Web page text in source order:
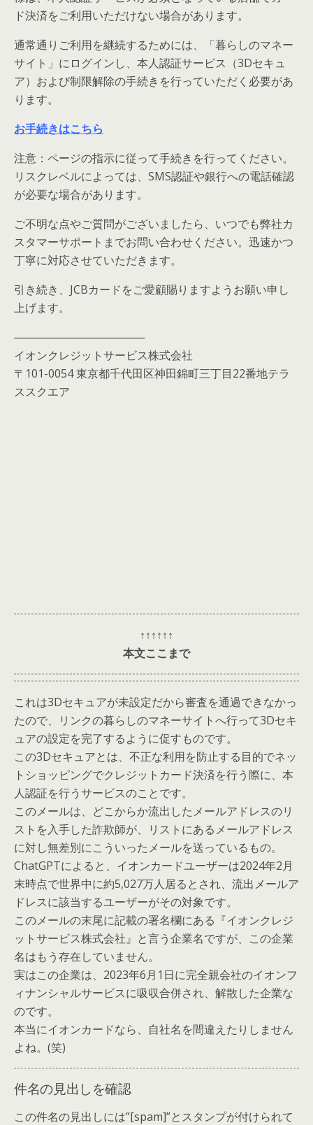
ド決済をご利用いただけない場合があります。
通常通りご利用を継続するためには、「暮らしのマネー
サイト」にログインし、本人認証サービス（3Dセキュ
ア）および制限解除の手続きを行っていただく必要があ
ります。
お手続きはこちら
注意：ページの指示に従って手続きを行ってください。
リスクレベルによっては、SMS認証や銀行への電話確認
が必要な場合があります。
ご不明な点やご質問がございましたら、いつでも弊社カ
スタマーサポートまでお問い合わせください。迅速かつ
丁寧に対応させていただきます。
引き続き、JCBカードをご愛顧賜りますようお願い申し
上げます。
─────────────────
イオンクレジットサービス株式会社
〒101-0054 東京都千代田区神田錦町三丁目22番地テラ
ススクエア
↑↑↑↑↑↑
本文ここまで
これは3Dセキュアが未設定だから審査を通過できなかっ
たので、リンクの暮らしのマネーサイトへ行って3Dセキ
ュアの設定を完了するように促すものです。
この3Dセキュアとは、不正な利用を防止する目的でネッ
トショッピングでクレジットカード決済を行う際に、本
人認証を行うサービスのことです。
このメールは、どこからか流出したメールアドレスのリ
ストを入手した詐欺師が、リストにあるメールアドレス
に対し無差別にこういったメールを送っているもの。
ChatGPTによると、イオンカードユーザーは2024年2月
末時点で世界中に​約5,027万人居るとされ、流出メールア
ドレスに該当するユーザーがその対象です。
このメールの末尾に記載の署名欄にある『イオンクレジ
ットサービス株式会社』と言う企業名ですが、この企業
名はもう存在していません。
実はこの企業は、2023年6月1日に完全親会社のイオンフ
ィナンシャルサービスに吸収合併され、解散した企業な
のです。
本当にイオンカードなら、自社名を間違えたりしません
よね。(笑)
件名の見出しを確認
この件名の見出しには”[spam]”とスタンプが付けられて